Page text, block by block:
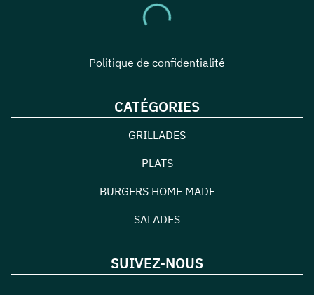
Politique de confidentialité
CATÉGORIES
GRILLADES
PLATS
BURGERS HOME MADE
SALADES
SUIVEZ-NOUS